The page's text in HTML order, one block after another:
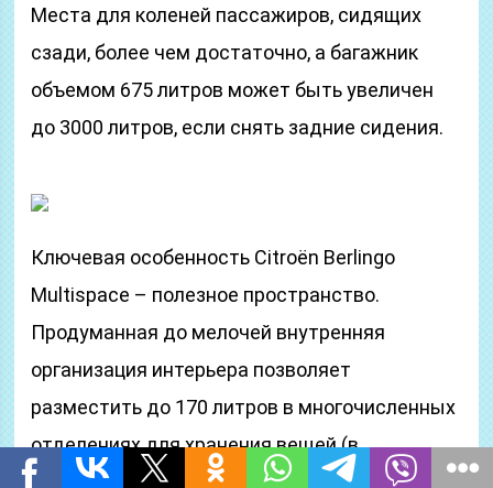
Места для коленей пассажиров, сидящих
сзади, более чем достаточно, а багажник
объемом 675 литров может быть увеличен
до 3000 литров, если снять задние сидения.
Ключевая особенность Citroёn Berlingo
Multispace – полезное пространство.
Продуманная до мелочей внутренняя
организация интерьера позволяет
разместить до 170 литров в многочисленных
отделениях для хранения вещей (в
зависимости от комплектации),